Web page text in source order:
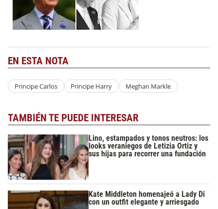
EN ESTA NOTA
Principe Carlos Principe Harry Meghan Markle
TAMBIÉN TE PUEDE INTERESAR
Lino, estampados y tonos neutros: los
looks veraniegos de Letizia Ortiz y
sus hijas para recorrer una fundación
Kate Middleton homenajeó a Lady Di
con un outfit elegante y arriesgado